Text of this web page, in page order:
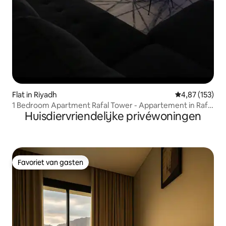
Flat in Riyadh Gemiddelde
4,87 (153)
1 Bedroom Apartment Rafal Tower - Appartement in Rafal
TowerHuisdiervriendelijke privéwoningen
Favoriet van gasten
Favoriet van gasten